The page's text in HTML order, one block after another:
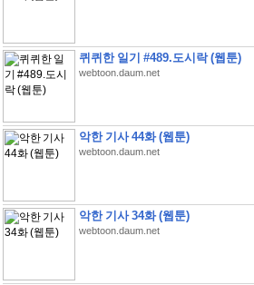
퀴퀴한 일기 #489.도시락 (웹툰)
webtoon.daum.net
악한 기사 44화 (웹툰)
webtoon.daum.net
악한 기사 34화 (웹툰)
webtoon.daum.net